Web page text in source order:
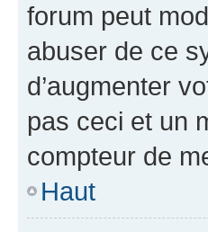
forum peut
abuser de ce
d’augmenter
pas ceci et un
compteur de
Haut